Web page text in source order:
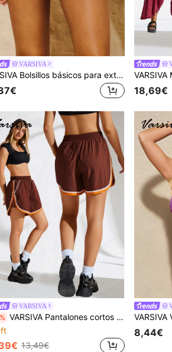
VARSIVA
VARSIVA Bolsillos básicos para exteriores deportivos con shorts de verano
18,69€
VARSIVA
VARSIVA Pantalones cortos de verano básicos para deportes y actividades al aire libre con bolsillos y rayas con la leyenda "SUMMER SHORTS"
13,49€
8,44€